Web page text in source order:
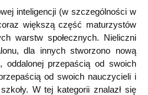
inteligencji (w szczególności w
większą część maturzystów
warstw społecznych. Nieliczni
dla innych stworzono nową
oddalonej przepaścią od swoich
od swoich nauczycieli i
W tej kategorii znalazł się